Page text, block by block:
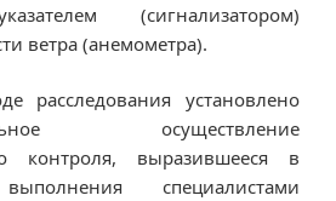
(сигнализатором)
ветра (анемометра).
расследования установлено
осуществление
контроля, выразившееся в
специалистами